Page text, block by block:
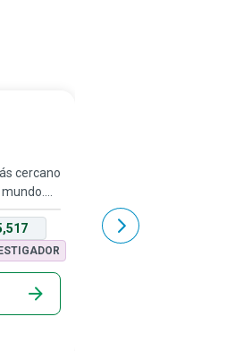
cercano
sirven
tienes, de una manera
Más allá de ese
broma, los
Salario promedio